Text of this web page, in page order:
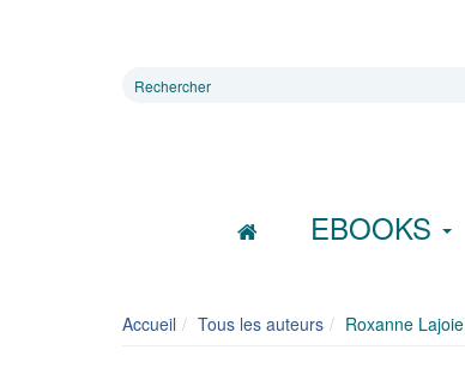
Rechercher
EBOOKS
Accueil Tous les auteurs Roxanne Lajoie